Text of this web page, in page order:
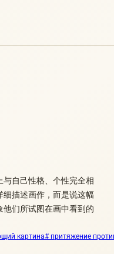
自己性格、个性完全相
细描述画作，而是说这幅
们所试图在画中看到的
картина# притяжение